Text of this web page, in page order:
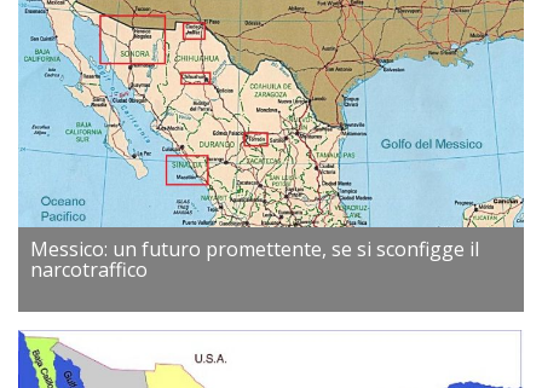
Messico: un futuro promettente, se si sconfigge il
narcotraffico